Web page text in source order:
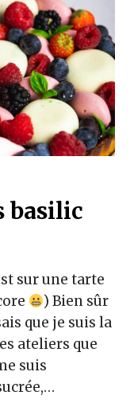
basilic
sur une tarte
) Bien sûr
que je suis la
ateliers que
suis